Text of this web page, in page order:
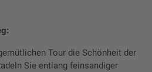
Tour die Schönheit der
Sie entlang feinsandiger